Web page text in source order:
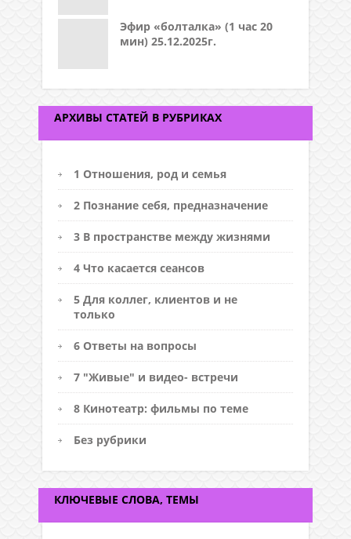
Эфир «болталка» (1 час 20
мин) 25.12.2025г.
АРХИВЫ СТАТЕЙ В РУБРИКАХ
1 Отношения, род и семья
2 Познание себя, предназначение
3 В пространстве между жизнями
4 Что касается сеансов
5 Для коллег, клиентов и не
только
6 Ответы на вопросы
7 "Живые" и видео- встречи
8 Кинотеатр: фильмы по теме
Без рубрики
КЛЮЧЕВЫЕ СЛОВА, ТЕМЫ